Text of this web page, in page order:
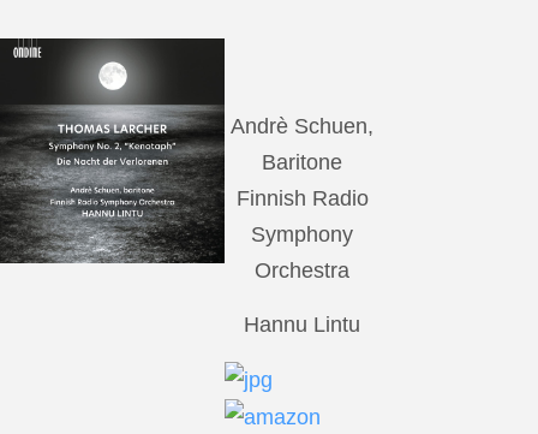
Andrè Schuen,
Baritone
Finnish Radio
Symphony
Orchestra
Hannu Lintu